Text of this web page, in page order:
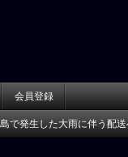
会員登録
で発生した大雨に伴う配